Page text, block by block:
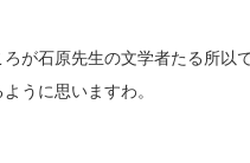
が石原先生の文学者たる所以
うに思いますわ。